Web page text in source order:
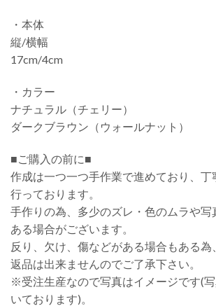
・本体
縦/横幅
17cm/4cm
・カラー
ナチュラル（チェリー）
ダークブラウン（ウォールナット）
■ご購入の前に■
作成は一つ一つ手作業で進めており、丁
行っております。
手作りの為、多少のズレ・色のムラや写
ある場合がございます。
反り、欠け、傷などがある場合もある為
返品は出来ませんのでご了承下さい。
※受注生産なので写真はイメージです(
いております)。